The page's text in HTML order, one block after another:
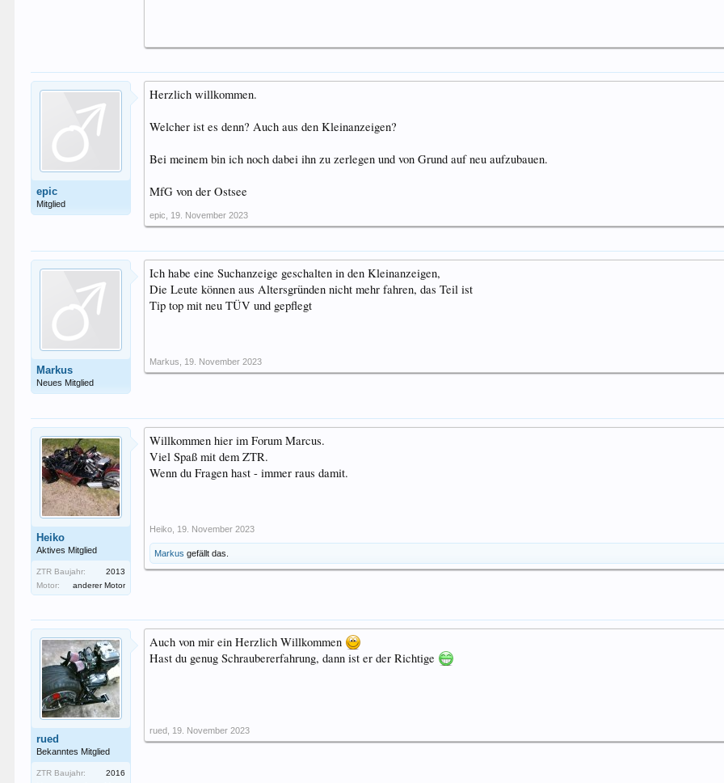
epic
Mitglied
Herzlich willkommen.
Welcher ist es denn? Auch aus den Kleinanzeigen?
Bei meinem bin ich noch dabei ihn zu zerlegen und von Grund auf neu aufzubauen.
MfG von der Ostsee
epic 19. November 2023
Markus
Neues Mitglied
Ich habe eine Suchanzeige geschalten in den Kleinanzeigen,
Die Leute können aus Altersgründen nicht mehr fahren, das Teil ist
Tip top mit neu TÜV und gepflegt
Markus 19. November 2023
Heiko
Aktives Mitglied
ZTR Baujahr:
2013
Motor:
anderer Motor
Willkommen hier im Forum Marcus.
Viel Spaß mit dem ZTR.
Wenn du Fragen hast - immer raus damit.
Heiko 19. November 2023
Markus gefällt das.
rued
Bekanntes Mitglied
ZTR Baujahr:
2016
Auch von mir ein Herzlich Willkommen
Hast du genug Schraubererfahrung, dann ist er der Richtige
rued 19. November 2023